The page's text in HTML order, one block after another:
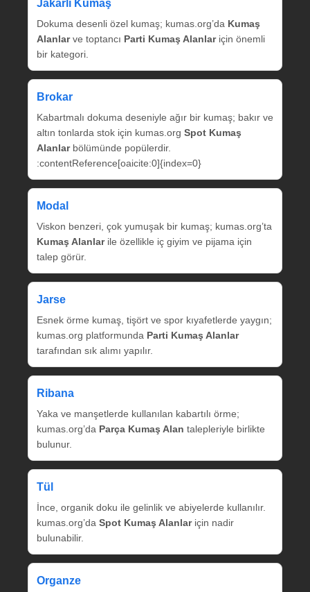
Jakarlı Kumaş
Dokuma desenli özel kumaş; kumas.org’da Kumaş
Alanlarve toptancı Parti Kumaş Alanlariçin önemli
bir kategori.
Brokar
Kabartmalı dokuma deseniyle ağır bir kumaş; bakır ve
altın tonlarda stok için kumas.org Spot Kumaş
Alanlarbölümünde popülerdir.
:contentReference[oaicite:0]{index=0}
Modal
Viskon benzeri, çok yumuşak bir kumaş; kumas.org’ta
Kumaş Alanlarile özellikle iç giyim ve pijama için
talep görür.
Jarse
Esnek örme kumaş, tişört ve spor kıyafetlerde yaygın;
kumas.org platformunda Parti Kumaş Alanlar
tarafından sık alımı yapılır.
Ribana
Yaka ve manşetlerde kullanılan kabartılı örme;
kumas.org’da Parça Kumaş Alan talepleriyle birlikte
bulunur.
Tül
İnce, organik doku ile gelinlik ve abiyelerde kullanılır.
kumas.org’da Spot Kumaş Alanlariçin nadir
bulunabilir.
Organze